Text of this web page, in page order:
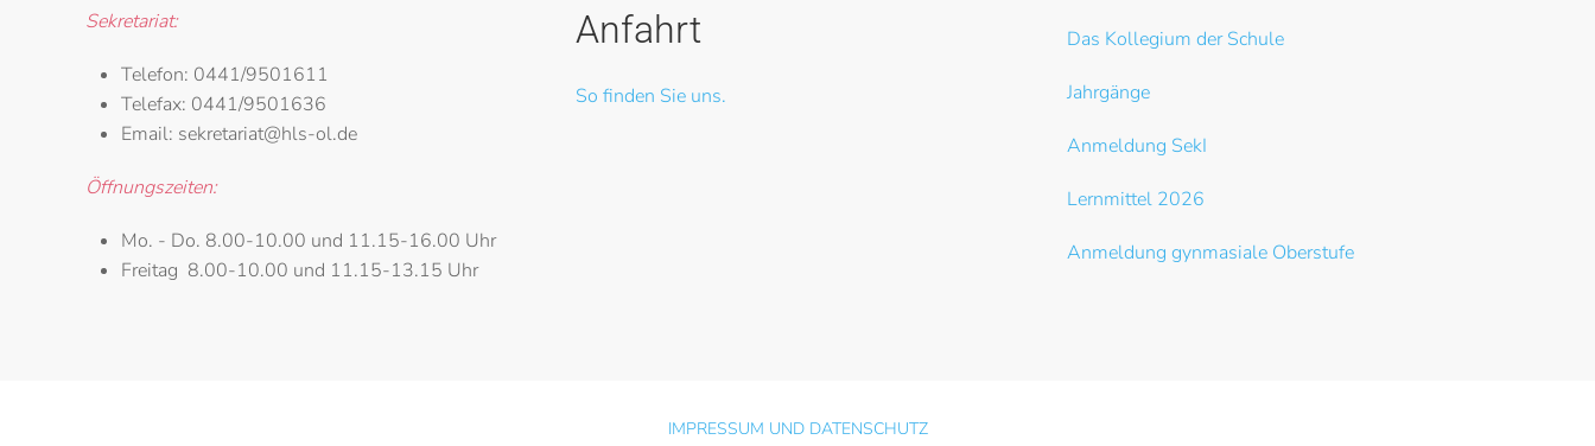
Sekretariat:
Telefon: 0441/9501611
Telefax: 0441/9501636
Email: sekretariat@hls-ol.de
Öffnungszeiten:
Mo. - Do. 8.00-10.00 und 11.15-16.00 Uhr
Freitag 8.00-10.00 und 11.15-13.15 Uhr
Anfahrt
So finden Sie uns.
Das Kollegium der Schule
Jahrgänge
Anmeldung SekI
Lernmittel 2026
Anmeldung gynmasiale Oberstufe
IMPRESSUM UND DATENSCHUTZ